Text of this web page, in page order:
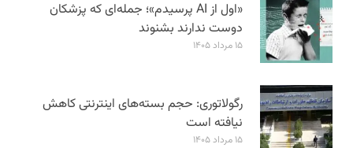
«اول از AI پرسیدم»؛ جمله‌ای که پزشکان
دوست ندارند بشنوند
۱۵ مرداد ۱۴۰۵
رگولاتوری: حجم بسته‌های اینترنتی کاهش
نیافته است
۱۵ مرداد ۱۴۰۵